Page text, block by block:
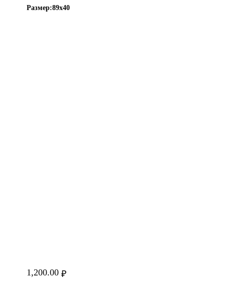
Размер:89х40
₽
1,200.00